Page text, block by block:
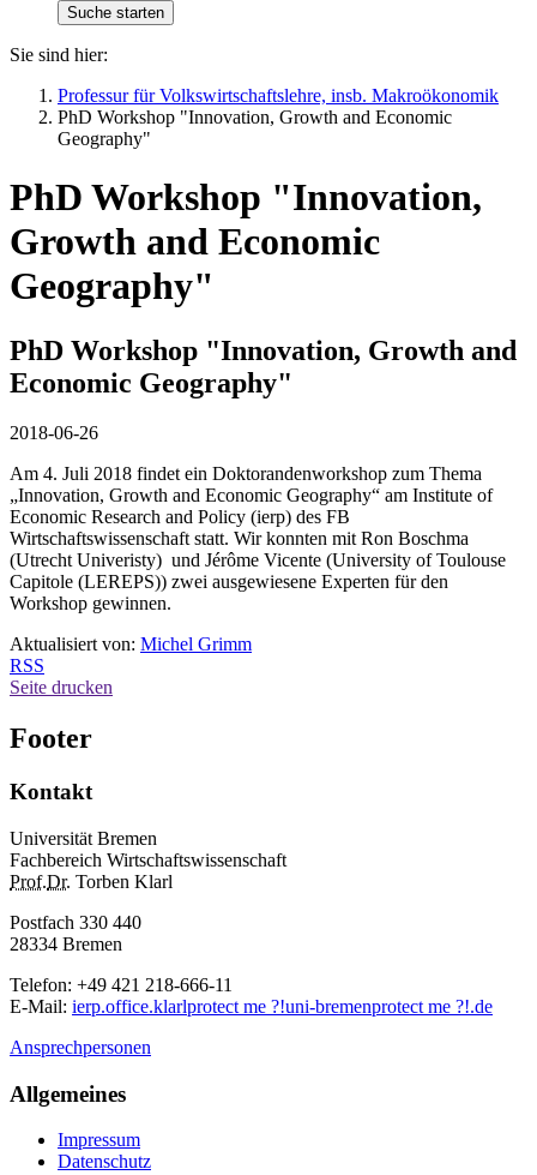
Sie sind hier:
Professur für Volkswirtschaftslehre, insb. Makroökonomik
PhD Workshop "Innovation, Growth and Economic
Geography"
PhD Workshop "Innovation,
Growth and Economic
Geography"
PhD Workshop "Innovation, Growth and
Economic Geography"
2018-06-26
Am 4. Juli 2018 findet ein Doktorandenworkshop zum Thema
„Innovation, Growth and Economic Geography“ am Institute of
Economic Research and Policy (ierp) des FB
Wirtschaftswissenschaft statt. Wir konnten mit Ron Boschma
(Utrecht Univeristy) und Jérôme Vicente (University of Toulouse
Capitole (LEREPS)) zwei ausgewiesene Experten für den
Workshop gewinnen.
Aktualisiert von: Michel Grimm
RSS
Seite drucken
Footer
Kontakt
Universität Bremen
Fachbereich Wirtschaftswissenschaft
Prof.Dr. Torben Klarl
Postfach 330 440
28334 Bremen
Telefon: +49 421 218-666-11
E-Mail: ierp.office.klarlprotect me ?!uni-bremenprotect me ?!.de
Ansprechpersonen
Allgemeines
Impressum
Datenschutz